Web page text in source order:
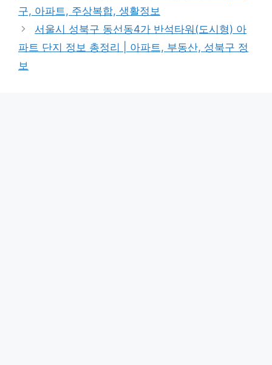
구, 아파트, 주상복합, 생활정보
서울시 성북구 동선동4가 반석타워(도시형) 아
파트 단지 정보 총정리 | 아파트, 부동산, 성북구 정
보